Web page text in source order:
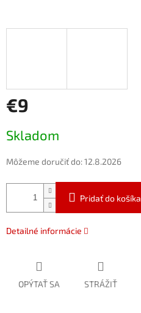
€9
cena:
Skladom
Môžeme doručiť do:12.8.2026
Pridať do košíka
Detailné informácie
OPÝTAŤ SA STRÁŽIŤ